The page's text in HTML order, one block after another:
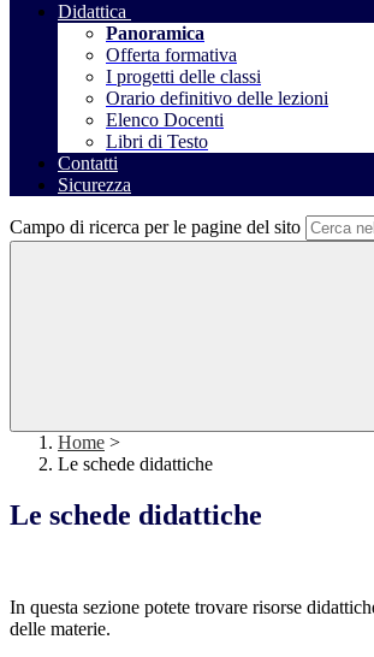
Didattica
Panoramica
Offerta formativa
I progetti delle classi
Orario definitivo delle lezioni
Elenco Docenti
Libri di Testo
Contatti
Sicurezza
Campo di ricerca per le pagine del sito
Home >
Le schede didattiche
Le schede didattiche
In questa sezione potete trovare risorse
delle materie.